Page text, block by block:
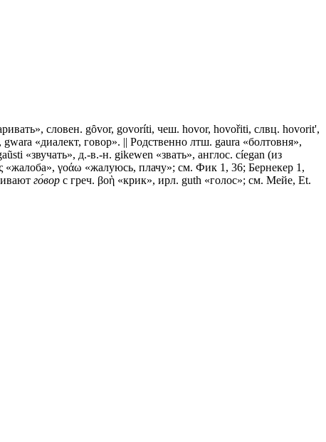
словен. gȏvor, govoríti, чеш. hovor, hovořiti, слвц. hovorit',
«диалект, говор». || Родственно лтш. gaura «болтовня»,
«звучать», д.-в.-н. gikewen «звать», англос. cíegan (из
«жалоба», γοάω «жалуюсь, плачу»; см. Фик 1, 36; Бернекер 1,
го́вор с греч. βοὴ «крик», ирл. guth «голос»; см. Мейе, Et.